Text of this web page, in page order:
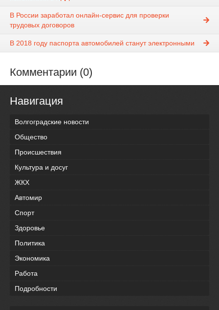
В России заработал онлайн-сервис для проверки
трудовых договоров
В 2018 году паспорта автомобилей станут электронными
Комментарии (0)
Навигация
Волгоградские новости
Общество
Происшествия
Культура и досуг
ЖКХ
Автомир
Спорт
Здоровье
Политика
Экономика
Работа
Подробности